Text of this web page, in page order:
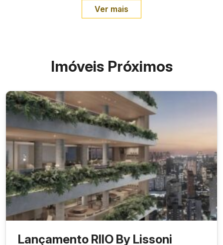
Ver mais
Imóveis Próximos
Lançamento RIIO By Lissoni